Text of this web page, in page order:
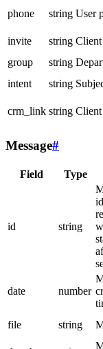
phone
string User
invite
string
group
string
intent
string
crm_link string
Message#
Field Type
id string
date number
file string